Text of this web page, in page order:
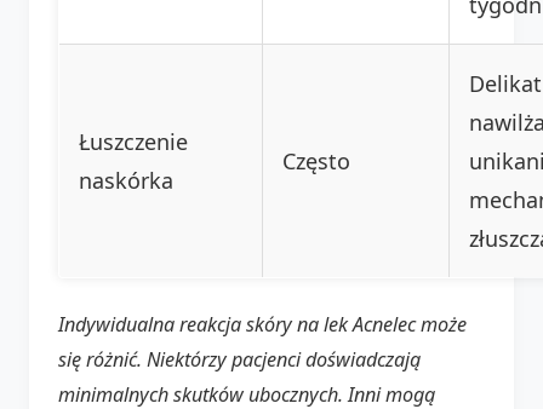
Łuszczenie
naskórka
Często
Indywidualna reakcja skóry na lekAcnelecmoże
się różnić. Niektórzy pacjenci doświadczają
minimalnych skutków ubocznych. Inni mogą